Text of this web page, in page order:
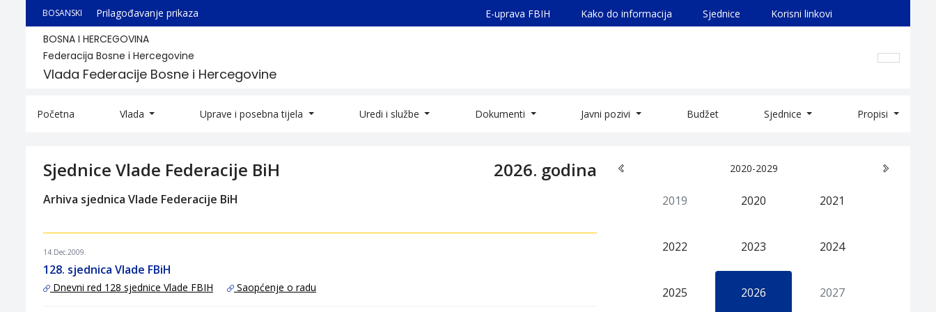
BOSANSKI Prilagođavanje prikaza E-uprava FBIH Kako do informacija Sjednice Korisni linkovi
BOSNA I HERCEGOVINA
Federacija Bosne i Hercegovine
Vlada Federacije Bosne i Hercegovine
Početna Vlada Uprave i posebna tijela Uredi i službe Dokumenti Javni pozivi Budžet Sjednice Propisi
Sjednice Vlade Federacije BiH 2026. godina
Arhiva sjednica Vlade Federacije BiH
14.Dec.2009.
128. sjednica Vlade FBiH
Dnevni red 128 sjednice Vlade FBIH Saopćenje o radu
2020-2029
2019 2020 2021
2022 2023 2024
2025 2026 2027